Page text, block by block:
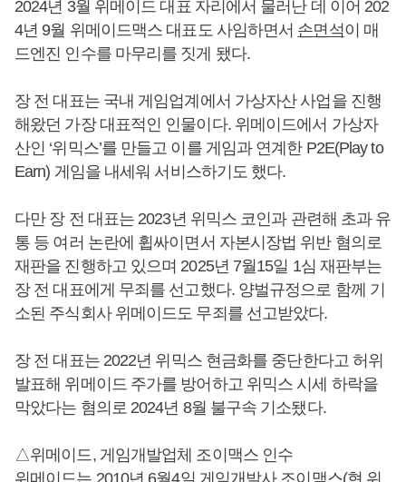
2024년 3월 위메이드 대표 자리에서 물러난 데 이어 202
4년 9월 위메이드맥스 대표도 사임하면서 손면석이 매
드엔진 인수를 마무리를 짓게 됐다.
장 전 대표는 국내 게임업계에서 가상자산 사업을 진행
해왔던 가장 대표적인 인물이다. 위메이드에서 가상자
산인 ‘위믹스’를 만들고 이를 게임과 연계한 P2E(Play to
Earn) 게임을 내세워 서비스하기도 했다.
다만 장 전 대표는 2023년 위믹스 코인과 관련해 초과 유
통 등 여러 논란에 휩싸이면서 자본시장법 위반 혐의로
재판을 진행하고 있으며 2025년 7월15일 1심 재판부는
장 전 대표에게 무죄를 선고했다. 양벌규정으로 함께 기
소된 주식회사 위메이드도 무죄를 선고받았다.
장 전 대표는 2022년 위믹스 현금화를 중단한다고 허위
발표해 위메이드 주가를 방어하고 위믹스 시세 하락을
막았다는 혐의로 2024년 8월 불구속 기소됐다.
△위메이드, 게임개발업체 조이맥스 인수
위메이드는 2010년 6월4일 게임개발사 조이맥스(현 위